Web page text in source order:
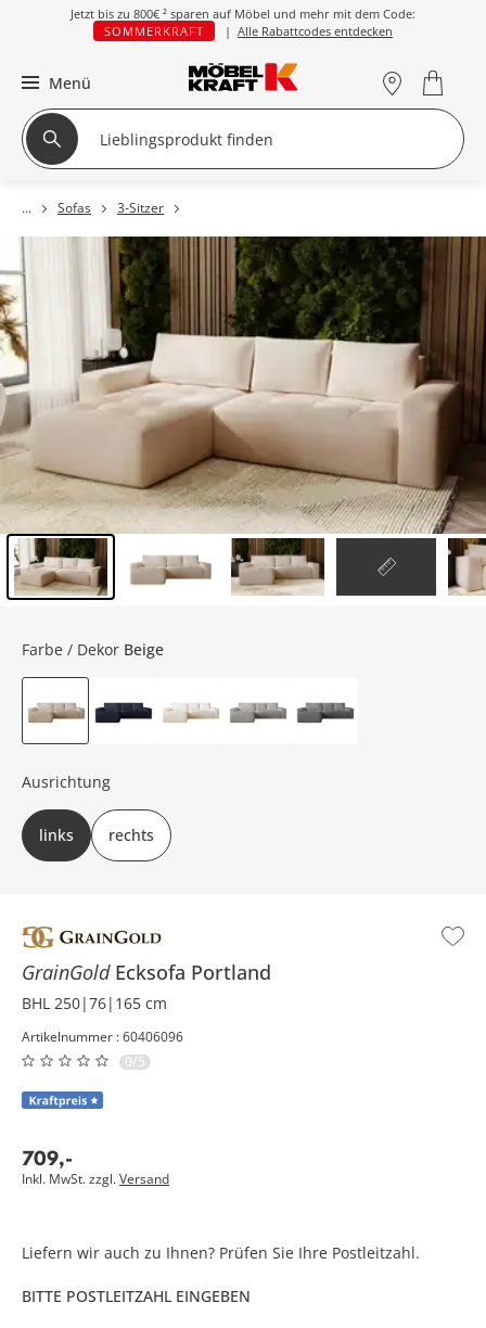
Jetzt bis zu 800€ ² sparen auf Möbel und mehr mit dem Code:
SOMMERKRAFT
| Alle Rabattcodes entdecken
Menü
Sofas 3-Sitzer
GrainGold Ecksofa Portland
BHL 250|76|165 cm
Artikelnummer : 60406096
0/5
709,-
Inkl. MwSt. zzgl.Versand
Farbe / Dekor Beige
Ausrichtung
links rechts
Liefern wir auch zu Ihnen? Prüfen Sie Ihre Postleitzahl.
BITTE POSTLEITZAHL EINGEBEN